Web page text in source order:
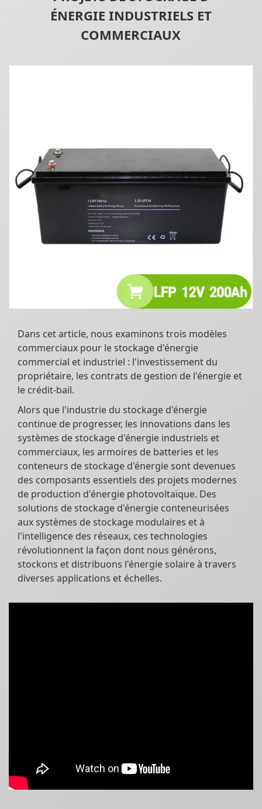
ÉNERGIE INDUSTRIELS ET
COMMERCIAUX
Dans cet article, nous examinons trois modèles
commerciaux pour le stockage d'énergie
commercial et industriel : l'investissement du
propriétaire, les contrats de gestion de l'énergie et
le crédit-bail.
Alors que l'industrie du stockage d'énergie
continue de progresser, les innovations dans les
systèmes de stockage d'énergie industriels et
commerciaux, les armoires de batteries et les
conteneurs de stockage d'énergie sont devenues
des composants essentiels des projets modernes
de production d'énergie photovoltaïque. Des
solutions de stockage d'énergie conteneurisées
aux systèmes de stockage modulaires et à
l'intelligence des réseaux, ces technologies
révolutionnent la façon dont nous générons,
stockons et distribuons l'énergie solaire à travers
diverses applications et échelles.